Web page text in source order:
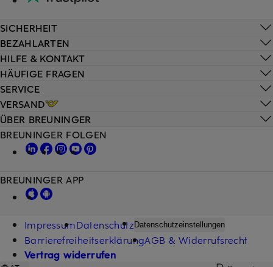
HILFE & KONTAKT
HÄUFIGE FRAGEN
SERVICE
VERSAND
SICHERHEIT
BEZAHLARTEN
ÜBER BREUNINGER
BREUNINGER FOLGEN
BREUNINGER APP
ImpressumDatenschutz Datenschutzeinstellungen
BarrierefreiheitserklärungAGB & Widerrufsrecht
Vertrag widerrufen